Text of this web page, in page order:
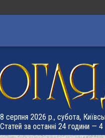
8 серпня 2026 р., субота,
Статей за останні 24 години — 4